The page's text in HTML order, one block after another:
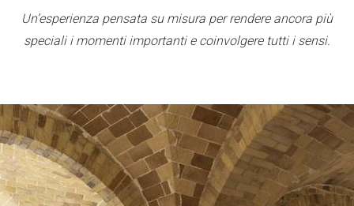
Un’esperienza pensata su misura per rendere ancora più
speciali i momenti importanti e coinvolgere tutti i sensi.